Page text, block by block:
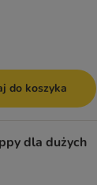
do koszyka
dla dużych